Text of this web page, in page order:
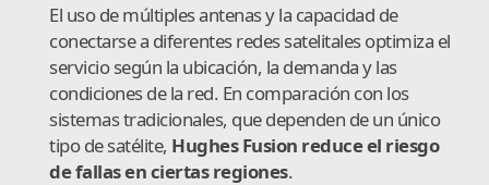
El uso de múltiples antenas y la capacidad de
conectarse a diferentes redes satelitales optimiza el
servicio según la ubicación, la demanda y las
condiciones de la red. En comparación con los
sistemas tradicionales, que dependen de un único
tipo de satélite, Hughes Fusion reduce el riesgo
de fallas en ciertas regiones.